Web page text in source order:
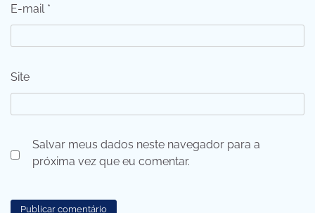
E-mail *
Site
Salvar meus dados neste navegador para a
próxima vez que eu comentar.